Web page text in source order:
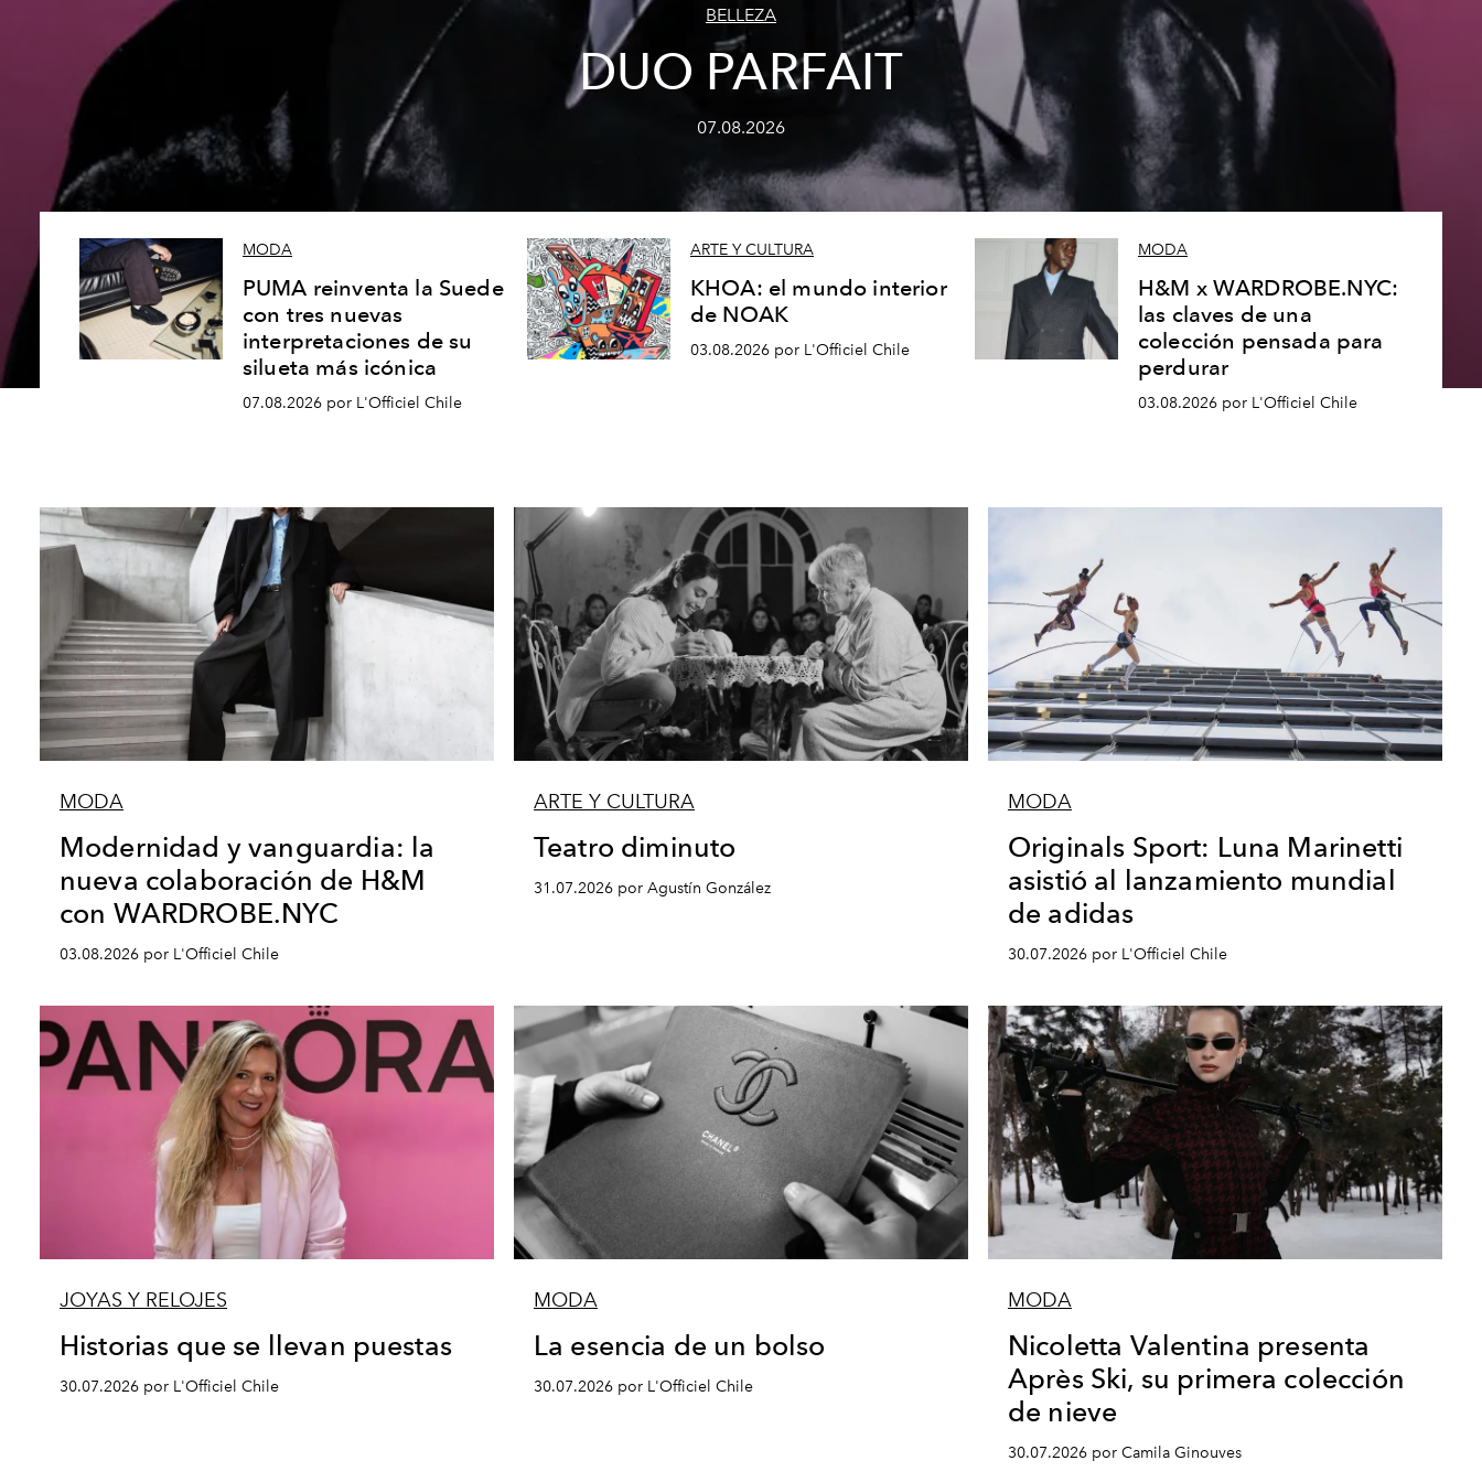
BELLEZA
DUO PARFAIT
07.08.2026
MODA
PUMA reinventa la Suede
con tres nuevas
interpretaciones de su
silueta más icónica
07.08.2026 por L'Officiel Chile
ARTE Y CULTURA
KHOA: el mundo interior
de NOAK
03.08.2026 por L'Officiel Chile
MODA
H&M x WARDROBE.NYC:
las claves de una
colección pensada para
perdurar
03.08.2026 por L'Officiel Chile
MODA
Modernidad y vanguardia: la
nueva colaboración de H&M
con WARDROBE.NYC
03.08.2026 por L'Officiel Chile
ARTE Y CULTURA
Teatro diminuto
31.07.2026 por Agustín González
MODA
Originals Sport: Luna Marinetti
asistió al lanzamiento mundial
de adidas
30.07.2026 por L'Officiel Chile
JOYAS Y RELOJES
Historias que se llevan puestas
30.07.2026 por L'Officiel Chile
MODA
La esencia de un bolso
30.07.2026 por L'Officiel Chile
MODA
Nicoletta Valentina presenta
Après Ski, su primera colección
de nieve
30.07.2026 por Camila Ginouves